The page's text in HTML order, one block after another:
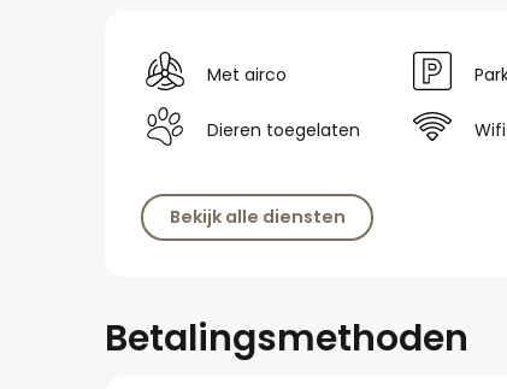
Met airco
Dieren toegelaten Wifi
Bekijk alle diensten
Betalingsmethoden